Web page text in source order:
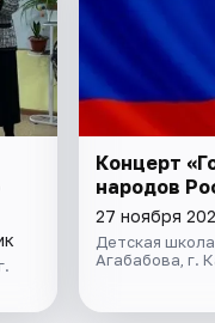
Концерт
народов
27 ноября
Детская
Агабабова, г.